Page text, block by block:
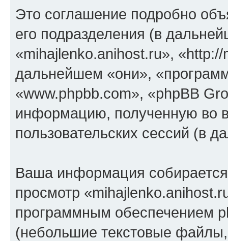
Это соглашение подробно
его подразделения (в
«mihajlenko.anihost.ru»,
дальнейшем «они»,
«www.phpbb.com», «phpBB
информацию, полученную во
пользовательских сессий (в
Ваша информация
просмотр
программным обеспечением
(небольшие текстовые